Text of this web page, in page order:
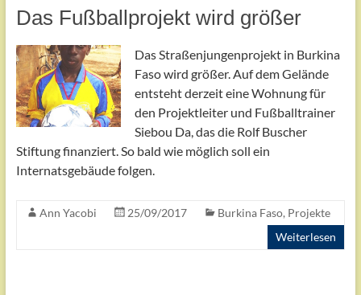
Das Fußballprojekt wird größer
Das Straßenjungenprojekt in Burkina
Faso wird größer. Auf dem Gelände
entsteht derzeit eine Wohnung für
den Projektleiter und Fußballtrainer
Siebou Da, das die Rolf Buscher
Stiftung finanziert. So bald wie möglich soll ein
Internatsgebäude folgen.
Ann Yacobi 25/09/2017 Burkina Faso, Projekte
Weiterlesen